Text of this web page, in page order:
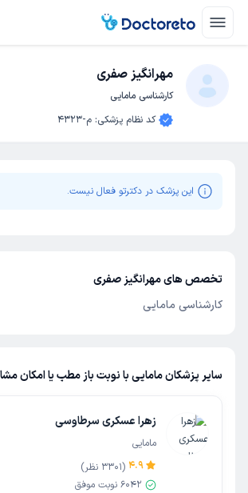
مهرانگیز صفری
کارشناسی مامایی
کد نظام پزشکی: م-4323
این پزشک در دکترتو فعال نیست.
تخصص های مهرانگیز صفری
کارشناسی مامایی
سایر پزشکان مامایی با نوبت باز مطب یا امکان
زهرا عسکری سرطاوسی
مامایی
4.9
(
3301 نظر)
6042 نوبت موفق